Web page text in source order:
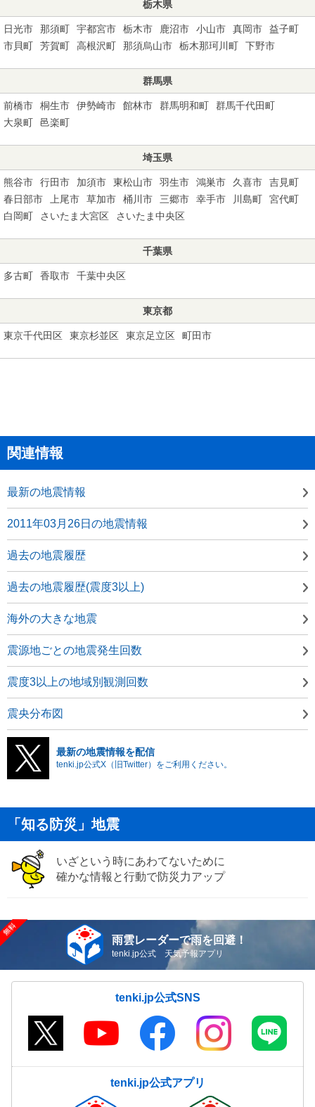
栃木県
日光市 那須町 宇都宮市 栃木市 鹿沼市 小山市 真岡市
益子町
市貝町
芳賀町 高根沢町 那須烏山市 栃木那珂川町 下野市
群馬県
前橋市 桐生市 伊勢崎市 館林市 群馬明和町
群馬千代田町
大泉町
邑楽町
埼玉県
熊谷市 行田市 加須市 東松山市 羽生市 鴻巣市 久喜市
吉見町
春日部市
上尾市 草加市 桶川市 三郷市 幸手市 川島町
宮代町
白岡町
さいたま大宮区 さいたま中央区
千葉県
多古町 香取市 千葉中央区
東京都
東京千代田区 東京杉並区 東京足立区 町田市
関連情報
最新の地震情報
2011年03月26日の地震情報
過去の地震履歴
過去の地震履歴(震度3以上)
海外の大きな地震
震源地ごとの地震発生回数
震度3以上の地域別観測回数
震央分布図
最新の地震情報を配信
tenki.jp公式X（旧Twitter）をご利用ください。
「知る防災」地震
いざという時にあわてないために
確かな情報と行動で防災力アップ
雨雲レーダーで雨を回避！
tenki.jp公式 天気予報アプリ
tenki.jp公式SNS
tenki.jp公式アプリ